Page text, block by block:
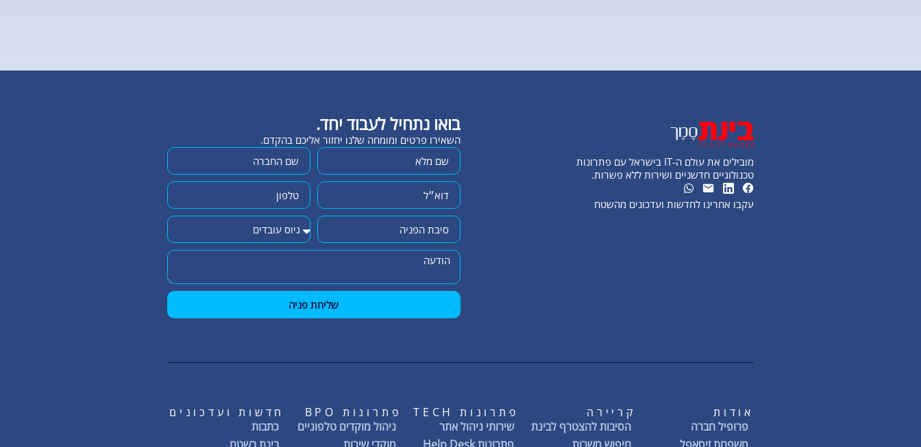
מובילים את עולם ה-IT בישראל עם פתרונות
טכנולוגיים חדשניים ושירות ללא פשרות.
עקבו אחרינו לחדשות ועדכונים מהשטח
בואו נתחיל לעבוד יחד.
השאירו פרטים ומומחה שלנו יחזור אליכם בהקדם.
שליחת פניה
אודות
פרופיל חברה
קריירה
הסיבות להצטרף לבינת
פתרונות TECH
שירותי ניהול אתר
פתרונות BPO
ניהול מוקדים טלפוניים
חדשות ועדכונים
כתבות